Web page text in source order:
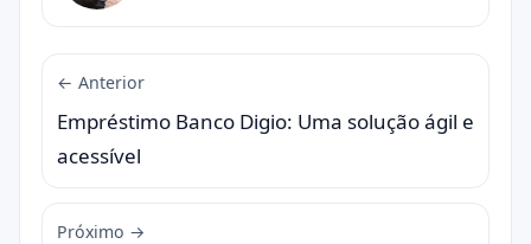
← Anterior
Empréstimo Banco Digio: Uma solução ágil e
acessível
Próximo →